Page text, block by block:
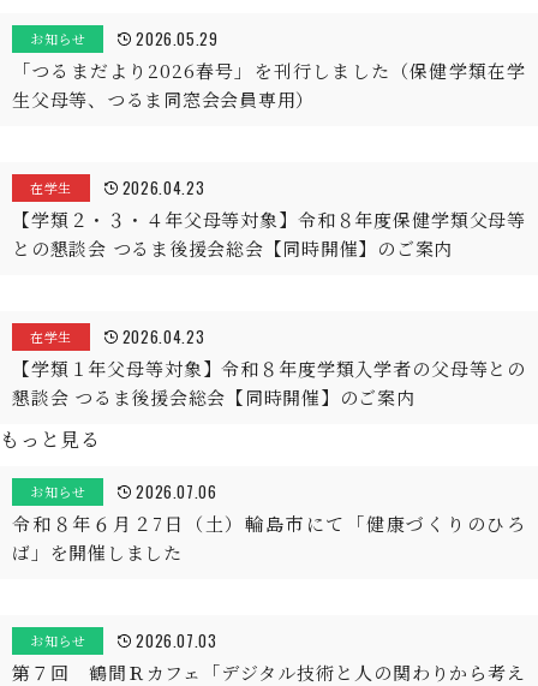
お知らせ 2026.05.29
「つるまだより2026春号」を刊行しました（保健学類在学
生父母等、つるま同窓会会員専用）
在学生 2026.04.23
【学類２・３・４年父母等対象】令和８年度保健学類父母等
との懇談会 つるま後援会総会【同時開催】のご案内
在学生 2026.04.23
【学類１年父母等対象】令和８年度学類入学者の父母等との
懇談会 つるま後援会総会【同時開催】のご案内
もっと見る
お知らせ 2026.07.06
令和８年６月２7日（土）輪島市にて「健康づくりのひろ
ば」を開催しました
お知らせ 2026.07.03
第７回 鶴間Ｒカフェ「デジタル技術と人の関わりから考え